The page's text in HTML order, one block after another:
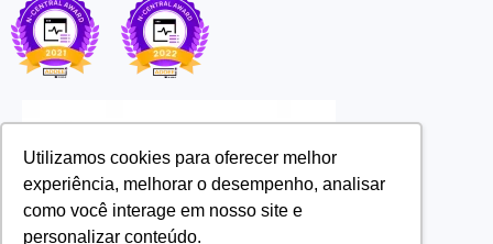
Utilizamos cookies para oferecer melhor
experiência, melhorar o desempenho, analisar
como você interage em nosso site e
personalizar conteúdo.